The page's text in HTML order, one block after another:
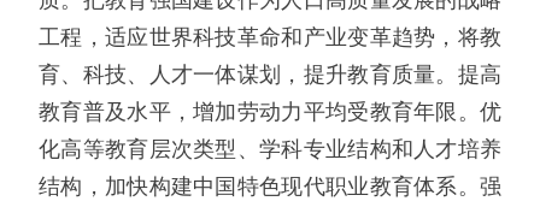
工程，适应世界科技革命和产业变革趋势，将教
育、科技、人才一体谋划，提升教育质量。提高
教育普及水平，增加劳动力平均受教育年限。优
化高等教育层次类型、学科专业结构和人才培养
结构，加快构建中国特色现代职业教育体系。强